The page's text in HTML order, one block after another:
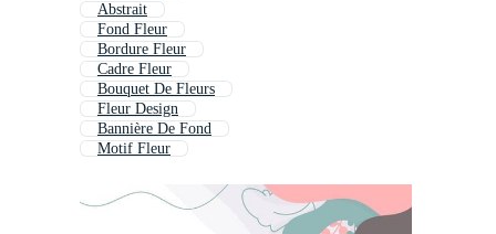
Abstrait
Fond Fleur
Bordure Fleur
Cadre Fleur
Bouquet De Fleurs
Fleur Design
Bannière De Fond
Motif Fleur